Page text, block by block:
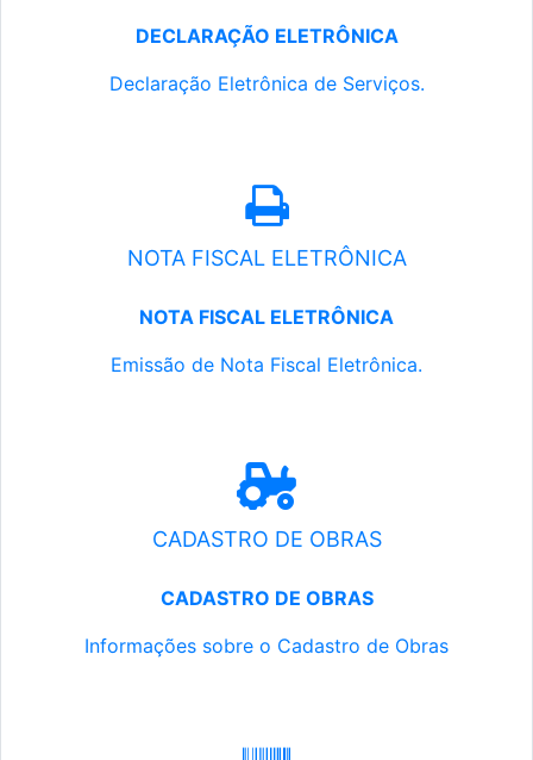
DECLARAÇÃO ELETRÔNICA
Declaração Eletrônica de Serviços.
NOTA FISCAL ELETRÔNICA
NOTA FISCAL ELETRÔNICA
Emissão de Nota Fiscal Eletrônica.
CADASTRO DE OBRAS
CADASTRO DE OBRAS
Informações sobre o Cadastro de Obras